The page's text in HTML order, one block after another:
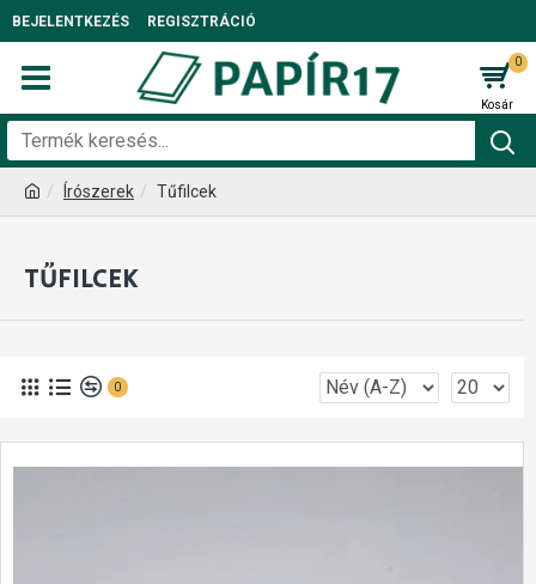
BEJELENTKEZÉS REGISZTRÁCIÓ
0
Írószerek Tűfilcek
TŰFILCEK
0